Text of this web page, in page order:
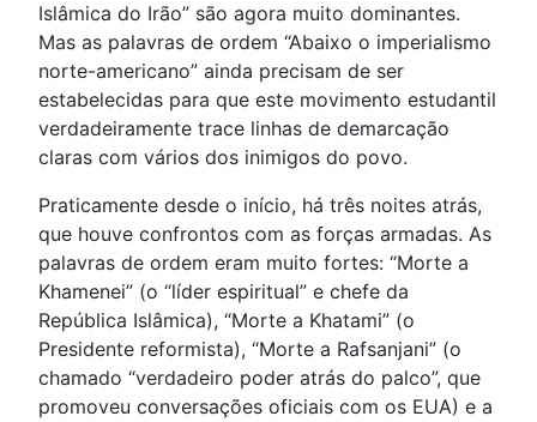
Islâmica do Irão” são agora muito dominantes.
Mas as palavras de ordem “Abaixo o imperialismo
norte-americano” ainda precisam de ser
estabelecidas para que este movimento estudantil
verdadeiramente trace linhas de demarcação
claras com vários dos inimigos do povo.
Praticamente desde o início, há três noites atrás,
que houve confrontos com as forças armadas. As
palavras de ordem eram muito fortes: “Morte a
Khamenei” (o “líder espiritual” e chefe da
República Islâmica), “Morte a Khatami” (o
Presidente reformista), “Morte a Rafsanjani” (o
chamado “verdadeiro poder atrás do palco”, que
promoveu conversações oficiais com os EUA) e a